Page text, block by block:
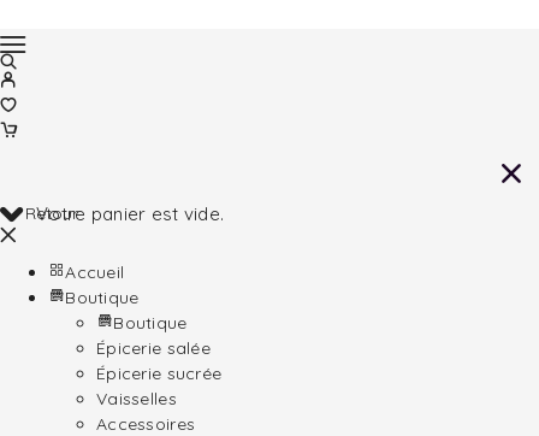
Votre panier est vide.
Retour
Accueil
Boutique
Boutique
Épicerie salée
Épicerie sucrée
Vaisselles
Accessoires